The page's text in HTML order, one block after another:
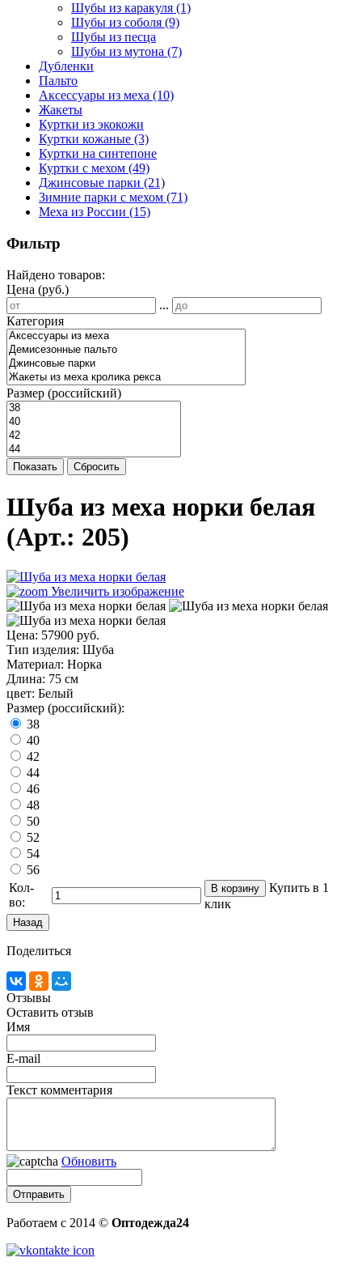
Шубы из каракуля (1)
Шубы из соболя (9)
Шубы из песца
Шубы из мутона (7)
Дубленки
Пальто
Аксессуары из меха (10)
Жакеты
Куртки из экокожи
Куртки кожаные (3)
Куртки на синтепоне
Куртки с мехом (49)
Джинсовые парки (21)
Зимние парки с мехом (71)
Меха из России (15)
Фильтр
Найдено товаров:
Цена (руб.)
...
Категория
Размер (российский)
Показать Сбросить
Шуба из меха норки белая
(Арт.: 205)
Увеличить изображение
Цена: 57900 руб.
Тип изделия: Шуба
Материал: Норка
Длина: 75 см
цвет: Белый
Размер (российский):
38
40
42
44
46
48
50
52
54
56
Кол-
во:
Купить в 1
клик
Поделиться
Отзывы
Оставить отзыв
Имя
E-mail
Текст комментария
Обновить
Работаем с 2014 © Оптодежда24